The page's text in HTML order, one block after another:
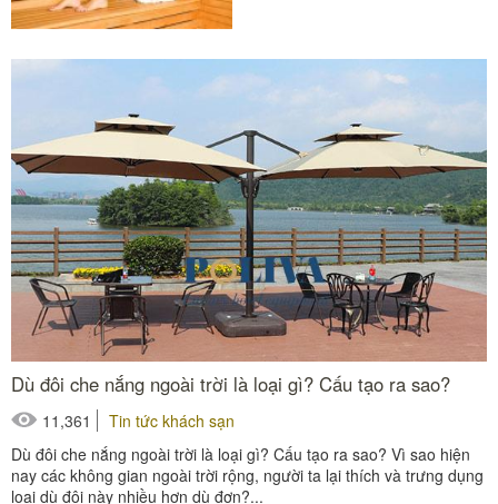
#áo choàng tắm
#đồ dùng phòng tắm
#khăn khách sạn
#khăn tắm khách sạn
Dù đôi che nắng ngoài trời là loại gì? Cấu tạo ra sao?
11,361
Tin tức khách sạn
Dù đôi che nắng ngoài trời là loại gì? Cấu tạo ra sao? Vì sao hiện
nay các không gian ngoài trời rộng, người ta lại thích và trưng dụng
loại dù đôi này nhiều hơn dù đơn?...